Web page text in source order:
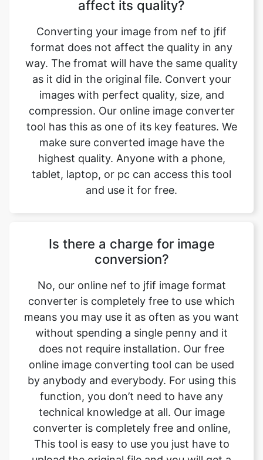
way. The fromat will have the same quality
as it did in the original file. Convert your
images with perfect quality, size, and
compression. Our online image converter
tool has this as one of its key features. We
make sure converted image have the
highest quality. Anyone with a phone,
tablet, laptop, or pc can access this tool
and use it for free.
Is there a charge for image
No, our online nef to jfif image format
converter is completely free to use which
means you may use it as often as you want
without spending a single penny and it
does not require installation. Our free
online image converting tool can be used
by anybody and everybody. For using this
function, you don’t need to have any
technical knowledge at all. Our image
converter is completely free and online,
This tool is easy to use you just have to
upload the original file and you will get a
converted jfif image format file.